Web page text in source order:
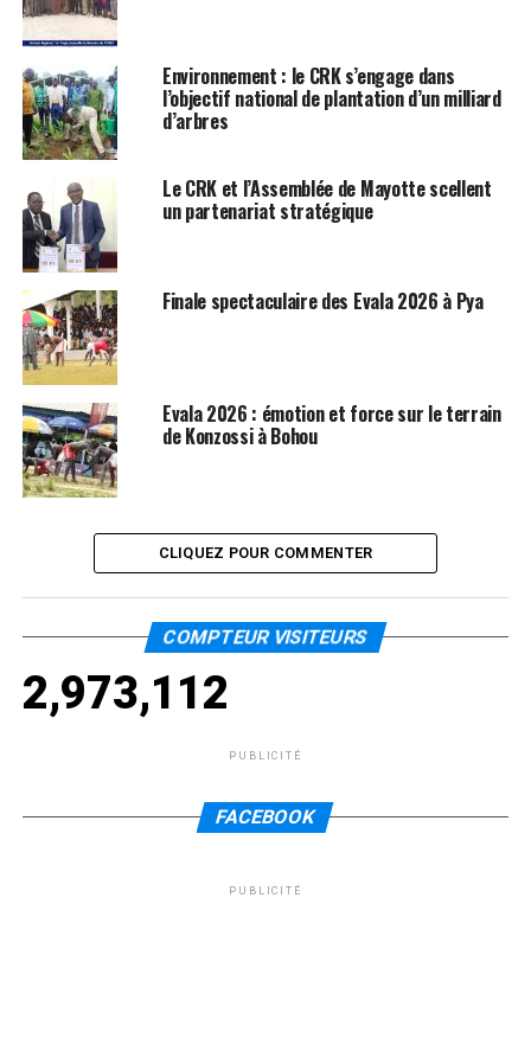
Environnement : le CRK s’engage dans
l’objectif national de plantation d’un milliard
d’arbres
Le CRK et l’Assemblée de Mayotte scellent
un partenariat stratégique
Finale spectaculaire des Evala 2026 à Pya
Evala 2026 : émotion et force sur le terrain
de Konzossi à Bohou
CLIQUEZ POUR COMMENTER
COMPTEUR VISITEURS
2,973,112
PUBLICITÉ
FACEBOOK
PUBLICITÉ